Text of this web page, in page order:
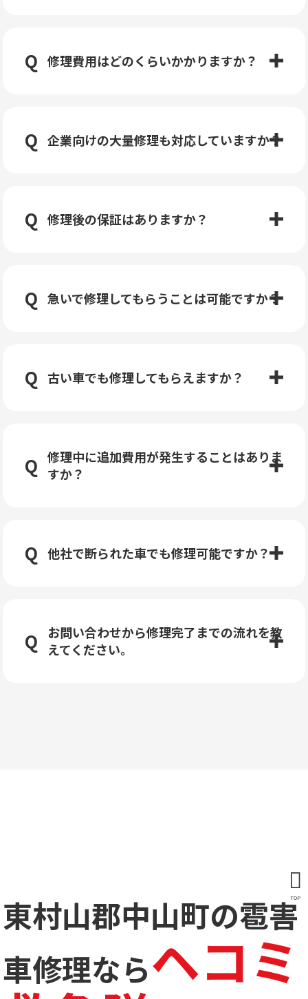
修理費用はどのくらいかかりますか？
企業向けの大量修理も対応していますか？
修理後の保証はありますか？
急いで修理してもらうことは可能ですか？
古い車でも修理してもらえますか？
修理中に追加費用が発生することはありま
すか？
他社で断られた車でも修理可能ですか？
お問い合わせから修理完了までの流れを教
えてください。
東村山郡中山町の雹害
車修理ならヘコミ
TOP